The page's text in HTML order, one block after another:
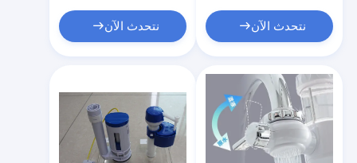
نتحدث الآن نتحدث الآن